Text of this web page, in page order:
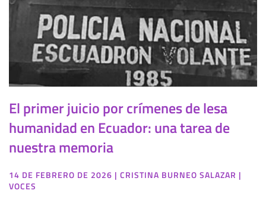
El primer juicio por crímenes de lesa
humanidad en Ecuador: una tarea de
nuestra memoria
14 DE FEBRERO DE 2026 | CRISTINA BURNEO SALAZAR |
VOCES